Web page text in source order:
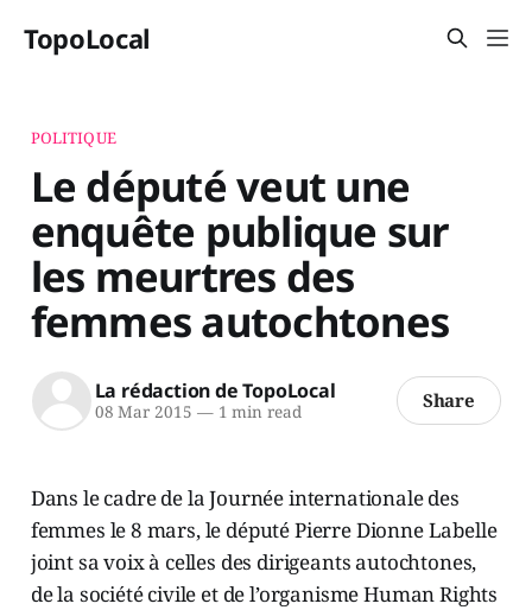
TopoLocal
POLITIQUE
Le député veut une
enquête publique sur
les meurtres des
femmes autochtones
La rédaction de TopoLocal
08 Mar 2015 —1 min read Share
Dans le cadre de la Journée internationale des
femmes le 8 mars, le député Pierre Dionne Labelle
joint sa voix à celles des dirigeants autochtones,
de la société civile et de l’organisme Human Rights